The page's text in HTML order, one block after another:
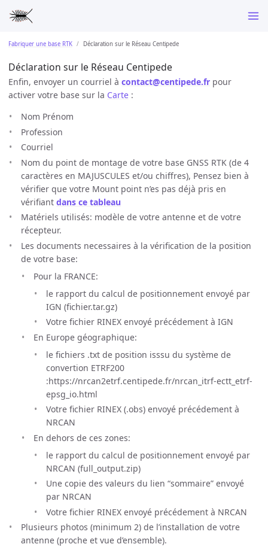
Fabriquer une base RTK Déclaration sur le Réseau Centipede
Déclaration sur le Réseau Centipede
Enfin, envoyer un courriel à contact@centipede.fr pour
activer votre base sur la Carte :
Nom Prénom
Profession
Courriel
Nom du point de montage de votre base GNSS RTK (de 4
caractères en MAJUSCULES et/ou chiffres), Pensez bien à
vérifier que votre Mount point n’es pas déjà pris en
vérifiant dans ce tableau
Matériels utilisés: modèle de votre antenne et de votre
récepteur.
Les documents necessaires à la vérification de la position
de votre base:
Pour la FRANCE:
le rapport du calcul de positionnement envoyé par
IGN (fichier.tar.gz)
Votre fichier RINEX envoyé précédement à IGN
En Europe géographique:
le fichiers .txt de position isssu du système de
convertion ETRF200
:https://nrcan2etrf.centipede.fr/nrcan_itrf-ectt_etrf-
epsg_io.html
Votre fichier RINEX (.obs) envoyé précédement à
NRCAN
En dehors de ces zones:
le rapport du calcul de positionnement envoyé par
NRCAN (full_output.zip)
Une copie des valeurs du lien “sommaire” envoyé
par NRCAN
Votre fichier RINEX envoyé précédement à NRCAN
Plusieurs photos (minimum 2) de l’installation de votre
antenne (proche et vue d’ensemble).